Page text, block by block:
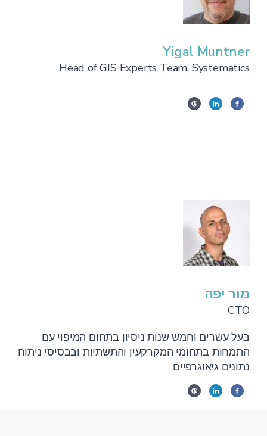
Yigal Muntner
Head of GIS Experts Team, Systematics
מור יפה
CTO
בעל עשרים וחמש שנות ניסיון בתחום המיפוי עם
התמחות בתחומי המקרקעין והתשתיות ובבסיסי ניתוח
נתונים גיאוגרפיים